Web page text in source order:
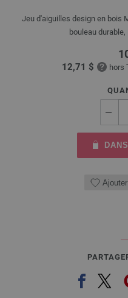
Jeu d'aiguilles design en bois
bouleau
12,71 $ hors